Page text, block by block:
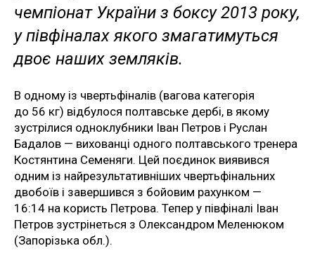
чемпіонат України з боксу 2013 року,
у півфіналах якого змагатимуться
двоє наших земляків.
В одному із чвертьфіналів (вагова категорія
до 56 кг) відбулося полтавське дербі, в якому
зустрілися одноклубники Іван Петров і Руслан
Бадалов — вихованці одного полтавського тренера
Костянтина Семеняги. Цей поєдинок виявився
одним із найрезультативніших чвертьфінальних
двобоїв і завершився з бойовим рахунком —
16:14 на користь Петрова. Тепер у півфіналі Іван
Петров зустрінеться з Олександром Меленюком
(Запорізька обл.).